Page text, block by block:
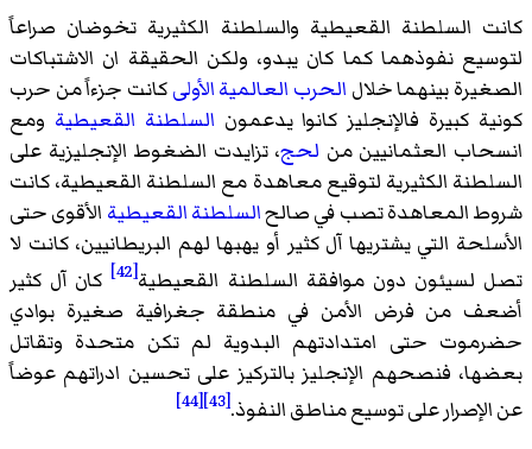
كانت السلطنة القعيطية والسلطنة الكثيرية تخوضان صراعاً
لتوسيع نفوذهما كما كان يبدو، ولكن الحقيقة ان الاشتباكات
الصغيرة بينهما خلال الحرب العالمية الأولىكانت جزءاً من حرب
كونية كبيرة فالإنجليز كانوا يدعمون السلطنة القعيطية ومع
انسحاب العثمانيين من لحج، تزايدت الضغوط الإنجليزية على
السلطنة الكثيرية لتوقيع معاهدة مع السلطنة القعيطية، كانت
شروط المعاهدة تصب في صالحالسلطنة القعيطية الأقوى حتى
الأسلحة التي يشتريها آل كثير أو يهبها لهم البريطانيين، كانت لا
تصل لسيئون دون موافقة السلطنة القعيطية[42]
كان آل كثير
أضعف من فرض الأمن في منطقة جغرافية صغيرة بوادي
حضرموت حتى امتدادتهم البدوية لم تكن متحدة وتقاتل
بعضها، فنصحهم الإنجليز بالتركيز على تحسين ادراتهم عوضاً
عن الإصرار على توسيع مناطق النفوذ.[43]
[44]